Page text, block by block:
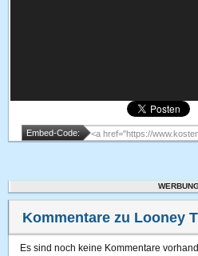
Embed-Code:
Kommentare zu Looney
Es sind noch keine Kommentare